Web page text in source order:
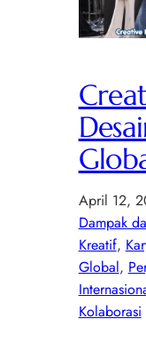
April 12,
Dampak
Kreatif,
Global,
Kolaborasi